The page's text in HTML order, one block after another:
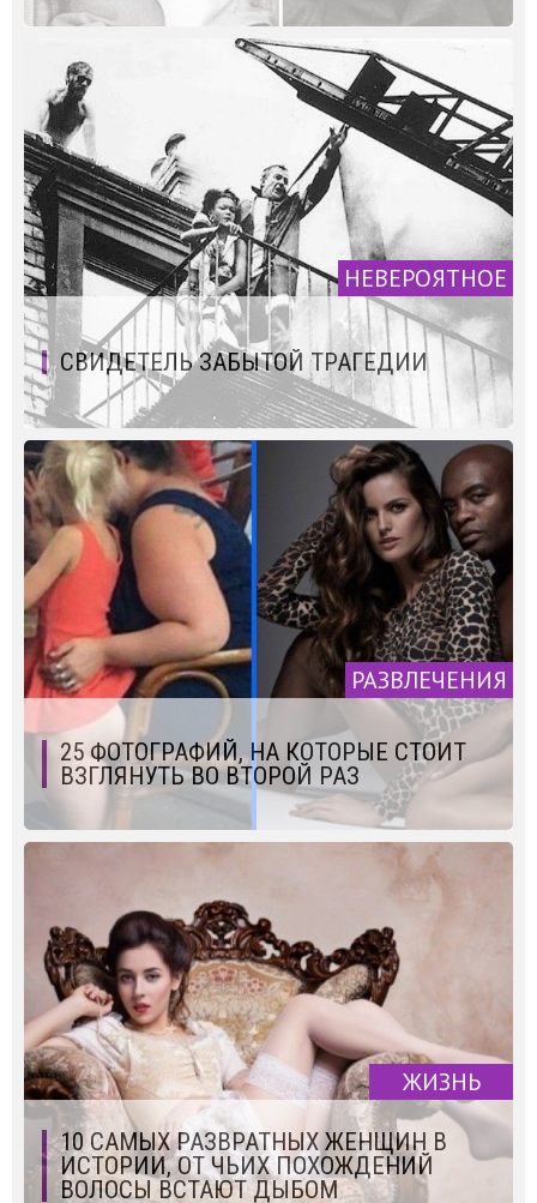
НЕВЕРОЯТНОЕ
СВИДЕТЕЛЬ ЗАБЫТОЙ ТРАГЕДИИ
РАЗВЛЕЧЕНИЯ
25 ФОТОГРАФИЙ, НА КОТОРЫЕ СТОИТ
ВЗГЛЯНУТЬ ВО ВТОРОЙ РАЗ
ЖИЗНЬ
10 САМЫХ РАЗВРАТНЫХ ЖЕНЩИН В
ИСТОРИИ, ОТ ЧЬИХ ПОХОЖДЕНИЙ
ВОЛОСЫ ВСТАЮТ ДЫБОМ